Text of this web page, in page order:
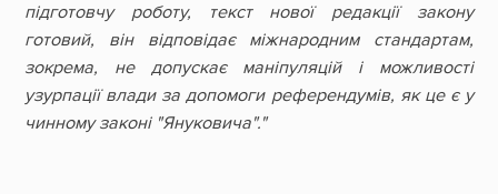
підготовчу роботу, текст нової редакції закону
готовий, він відповідає міжнародним стандартам,
зокрема, не допускає маніпуляцій і можливості
узурпації влади за допомоги референдумів, як це є у
чинному законі "Януковича"."